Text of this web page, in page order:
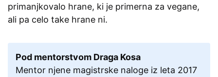
primanjkovalo hrane, ki je primerna za vegane,
ali pa celo take hrane ni.
Pod mentorstvom Draga Kosa
Mentor njene magistrske naloge iz leta 2017